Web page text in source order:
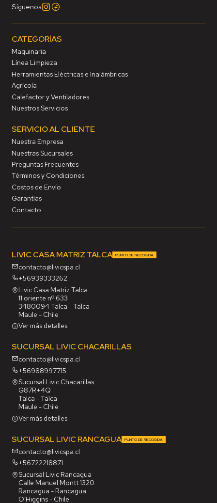
Síguenos
CATEGORÍAS
Maquinaria
Línea Limpieza
Herramientas Eléctricas e Inalámbricas
Agrícola
Calefactor y Ventiladores
Nuestros Servicios
SERVICIO AL CLIENTE
Nuestra Empresa
Nuestras Sucursales
Preguntas Frecuentes
Términos y Condiciones
Costos de Envío
Garantías
Contacto
LIVIC CASA MATRIZ TALCA PUNTO DE RECOGIDA
contacto@livicspa.cl
+56939333262
Livic Casa Matriz Talca
11 oriente nº 633
3480094 Talca - Talca
Maule - Chile
Ver más detalles
SUCURSAL LIVIC CHACARILLAS
contacto@livicspa.cl
+56988997715
Sucursal Livic Chacarillas
G87R+4Q
Talca - Talca
Maule - Chile
Ver más detalles
SUCURSAL LIVIC RANCAGUA PUNTO DE RECOGIDA
contacto@livicspa.cl
+56722218871
Sucursal Livic Rancagua
Calle Manuel Montt 1320
Rancagua - Rancagua
O'Higgins - Chile